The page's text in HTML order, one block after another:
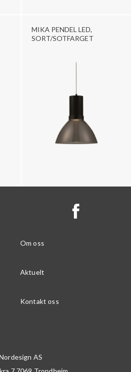
MIKA PENDEL LED,
SORT/SOTFARGET
Om oss
Aktuelt
Kontakt oss
AS